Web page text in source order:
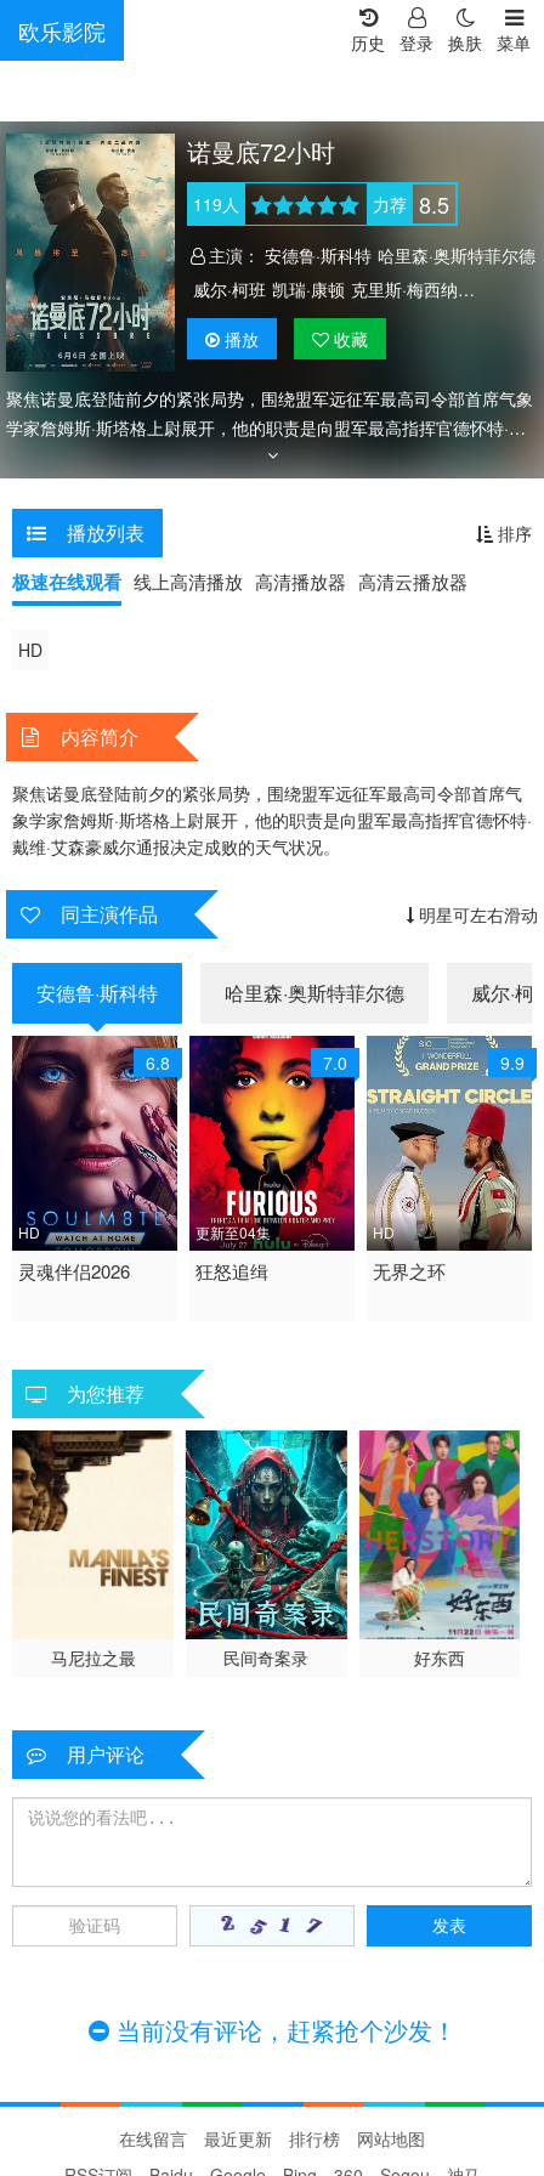
欧乐影院 菜单
换肤
登录
历史
诺曼底72小时
119人 力荐 8.5
主演： 安德鲁·斯科特 哈里森·奥斯特菲尔德
威尔·柯班 凯瑞·康顿 克里斯·梅西纳
迈克尔·本茨
戴米恩·路易斯
布兰登·费舍
康·奥尼尔 理查德·克洛西尔
托比·威廉姆斯 塔姆馨·托波尔斯基
亨利·阿什顿 麦克斯·克罗斯 丹尼尔·奎恩-托伊
杰米·B·钱伯斯 泰勒·厄特利 罗莎娜·布朗
播放 收藏
聚焦诺曼底登陆前夕的紧张局势，围绕盟军远征军最高司令部首席气象
学家詹姆斯·斯塔格上尉展开，他的职责是向盟军最高指挥官德怀特·戴
维·艾森豪威尔通报决定成败的天气状况。
播放列表 排序
极速在线观看 线上高清播放 高清播放器 高清云播放器
HD
内容简介
聚焦诺曼底登陆前夕的紧张局势，围绕盟军远征军最高司令部首席气
象学家詹姆斯·斯塔格上尉展开，他的职责是向盟军最高指挥官德怀特·
戴维·艾森豪威尔通报决定成败的天气状况。
同主演作品 明星可左右滑动
安德鲁·斯科特 哈里森·奥斯特菲尔德 威尔·柯
6.8
HD
2026 / 美国 / 英语
灵魂伴侣2026
7.0
更新至04集
2026 / 美国 / 英语
狂怒追缉
9.9
HD
2025 / 英国 / 英语
无界之环
为您推荐
马尼拉之最 民间奇案录 好东西
用户评论
当前没有评论，赶紧抢个沙发！
在线留言 最近更新 排行榜
网站地图